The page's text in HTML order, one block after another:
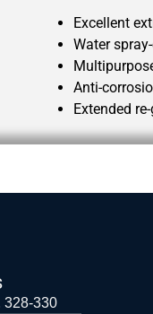
Excellent
Water
Anti-
Extended
328-330